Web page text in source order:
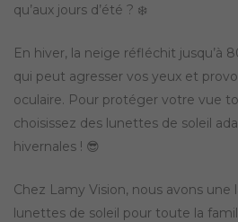
qu’aux jours d’été ? ❄️
En hiver, la neige réfléchit jusqu’à
qui peut agresser vos yeux et
oculaire. Pour protéger votre vue
choisissez des lunettes de soleil
hivernales ! 😎
Chez Lamy Vision, nous avons
lunettes de soleil pour toute la